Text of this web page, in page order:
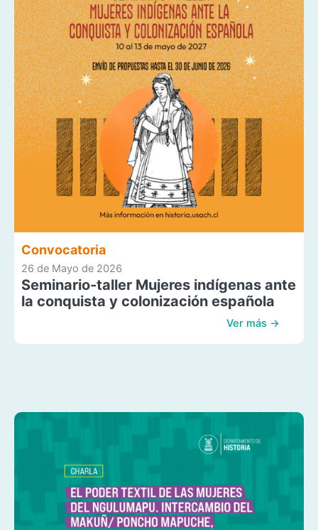
Convocatoria
26 de Mayo de 2026
Seminario-taller Mujeres indígenas ante
la conquista y colonización española
Ver más →